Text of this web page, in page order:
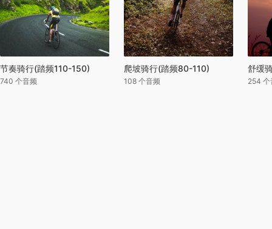
节奏骑行(踏频110-150)
740 个音频
爬坡骑行(踏频80-110)
108 个音频
舒缓
254 个